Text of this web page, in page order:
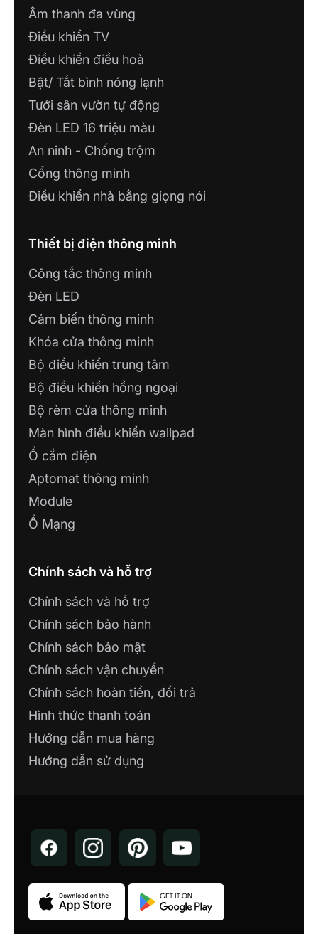
Âm thanh đa vùng
Điều khiển TV
Điều khiển điều hoà
Bật/ Tắt bình nóng lạnh
Tưới sân vườn tự động
Đèn LED 16 triệu màu
An ninh - Chống trộm
Cổng thông minh
Điều khiển nhà bằng giọng nói
Thiết bị điện thông minh
Công tắc thông minh
Đèn LED
Cảm biến thông minh
Khóa cửa thông minh
Bộ điều khiển trung tâm
Bộ điều khiển hồng ngoại
Bộ rèm cửa thông minh
Màn hình điều khiển wallpad
Ổ cắm điện
Aptomat thông minh
Module
Ổ Mạng
Chính sách và hỗ trợ
Chính sách và hỗ trợ
Chính sách bảo hành
Chính sách bảo mật
Chính sách vận chuyển
Chính sách hoàn tiền, đổi trả
Hình thức thanh toán
Hướng dẫn mua hàng
Hướng dẫn sử dụng